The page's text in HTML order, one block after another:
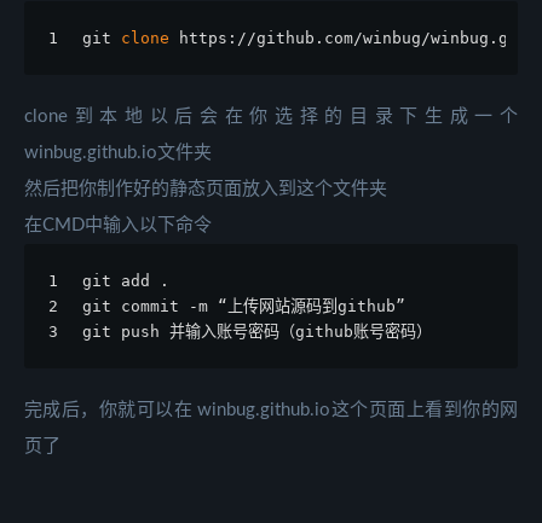
1 git clone https://github.com/winbug/
clone到本地以后会在你选择的目录下生成一个
winbug.github.io文件夹
然后把你制作好的静态页面放入到这个文件夹
在CMD中输入以下命令
1
2
3
git add .
git commit -m “上传网站源码到github”
git push 并输入账号密码（github账号密码）
完成后，你就可以在 winbug.github.io这个页面上看到你的网
页了